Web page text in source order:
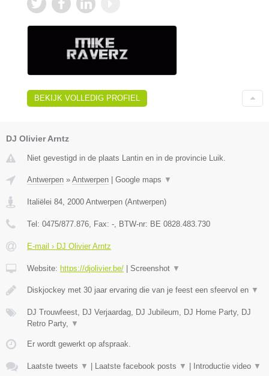
BEKIJK VOLLEDIG PROFIEL
DJ Olivier Arntz
Niet gevestigd in de plaats Lantin en in de provincie Luik.
Antwerpen » Antwerpen Google maps ▼
Italiëlei 84, 2000 Antwerpen (Antwerpen)
Tel: 0475/877.876, Fax: -, BTW-nr: BE 0828.483.730
E-mail › DJ Olivier Arntz
Website: https://djolivier.be/ Screenshot ▼
Diskjockey met 30 jaar ervaring die van je feest een sfeervol en ▼
DJ Trouwfeest, DJ Verjaardag, DJ Jubileum, DJ Home Party, DJ
Retro Party, ▼
Er wordt gewerkt op afspraak.
Laatste tweets ▼ Laatste facebook posts ▼ Introductie video ▼